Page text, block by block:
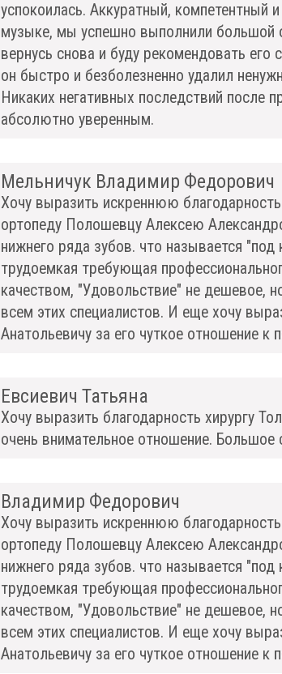
успокоилась. Аккуратный, компетентный
музыке, мы успешно выполнили большой
вернусь снова и буду рекомендовать
он быстро и безболезненно удалил
Никаких негативных последствий после
абсолютно уверенным.
Мельничук Владимир Федорович
Хочу выразить искреннюю
ортопеду Полошевцу Алексею
нижнего ряда зубов. что называется
трудоемкая требующая
качеством, "Удовольствие" не дешевое,
всем этих специалистов. И еще хочу
Анатольевичу за его чуткое отношение к
Евсиевич Татьяна
Хочу выразить благодарность хирургу
очень внимательное отношение. Большое
Владимир Федорович
Хочу выразить искреннюю
ортопеду Полошевцу Алексею
нижнего ряда зубов. что называется
трудоемкая требующая
качеством, "Удовольствие" не дешевое,
всем этих специалистов. И еще хочу
Анатольевичу за его чуткое отношение к